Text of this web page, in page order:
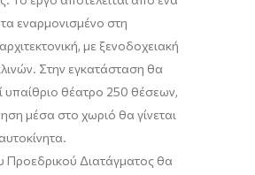
εναρμονισμένο στη
με ξενοδοχειακή
Στην εγκατάσταση θα
υπαίθριο θέατρο 250 θέσεων,
μέσα στο χωριό θα γίνεται
Προεδρικού Διατάγματος θα